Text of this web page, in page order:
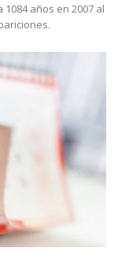
años en 2007 al